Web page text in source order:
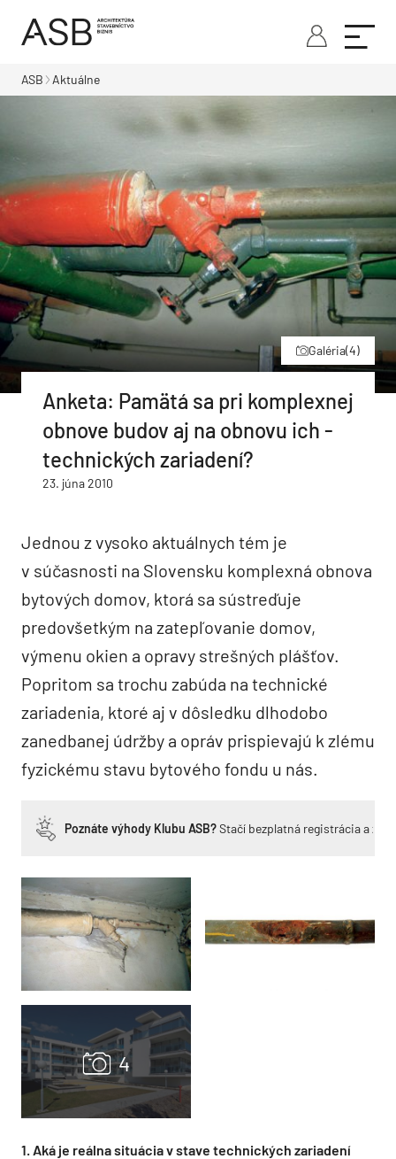
ASB Aktuálne
Galéria(4)
Anketa: Pamätá sa pri komplexnej
obnove budov aj na obnovu ich ­
technických zariadení?
23. júna 2010
Jednou z vysoko aktuálnych tém je
v súčasnosti na Slovensku komplexná obnova
bytových domov, ktorá sa sústreďuje
predovšetkým na zatepľovanie domov,
výmenu okien a opravy strešných plášťov.
Popritom sa trochu zabúda na technické
zariadenia, ktoré aj v dôsledku dlhodobo
zanedbanej údržby a opráv prispievajú k zlému
fyzickému stavu bytového fondu u nás.
Poznáte výhody Klubu ASB?Stačí bezplatná registrácia a
1. Aká je reálna situácia v stave technických zariadení